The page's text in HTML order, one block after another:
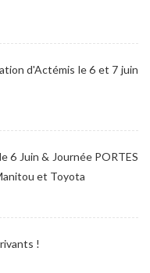
d'Actémis le 6 et 7 juin
6 Juin & Journée PORTES
et Toyota
!